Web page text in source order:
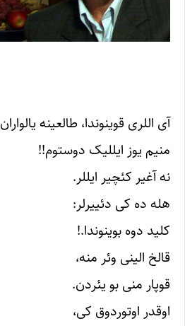
آی اللری قوینوندا، طالعینه یالواران
منیم یوز ایللیک دوستوم!!
نه آغیر کئچیر ایللر.
هله ده کی دئییرلر:
کلید دوه بوینوندا.!
قالخ الینی وئر منه،
قوپار منی بو یئردن.
اوقدر اوتوردوق کی،